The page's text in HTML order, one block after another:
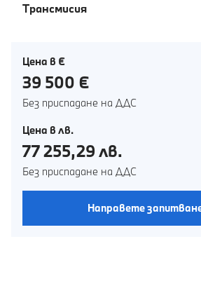
Tрансмисия
Цена в €
39 500 €
Без приспадане на ДДС
Цена в лв.
77 255,29 лв.
Без приспадане на ДДС
Направете